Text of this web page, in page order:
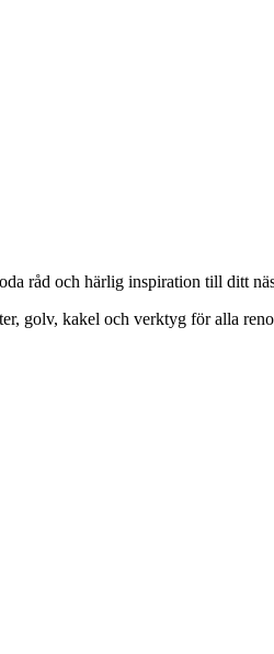
råd och härlig inspiration till ditt
golv, kakel och verktyg för alla